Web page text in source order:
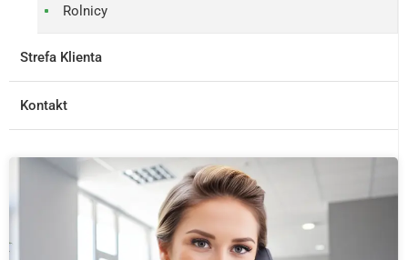
Rolnicy
Strefa Klienta
Kontakt